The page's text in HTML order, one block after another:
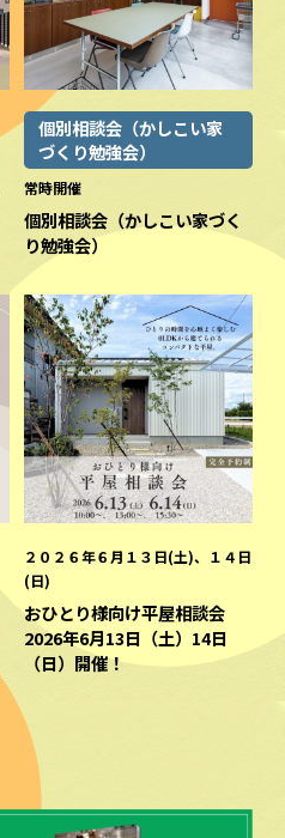
個別相談会（かしこい家
づくり勉強会）
常時開催
個別相談会（かしこい家づく
り勉強会）
２０２６年６月１３日(土)、１４日
(日)
おひとり様向け平屋相談会
2026年6月13日（土）14日
（日）開催！